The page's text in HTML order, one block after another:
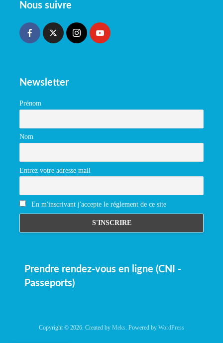
Nous suivre
Newsletter
Prénom
Nom
Entrez votre adresse mail
En m'inscrivant j'accepte le réglement de ce site
Prendre rendez-vous en ligne (CNI -
Passeports)
Copyright © 2026. Created by Meks . Powered by WordPress